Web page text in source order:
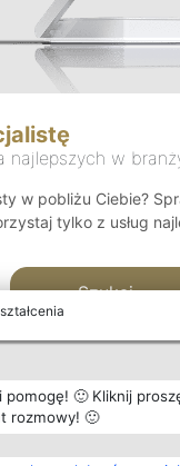
pomogę! 🙂 Kliknij
rozmowy! 🙂
najlepszych w
w pobliżu Ciebie?
tylko z usług
Szukaj
Plebiscyt